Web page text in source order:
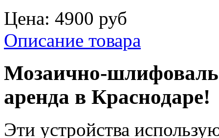
Цена: 4900 руб
Описание товара
Мозаично-
аренда в Краснодаре!
Эти устройства